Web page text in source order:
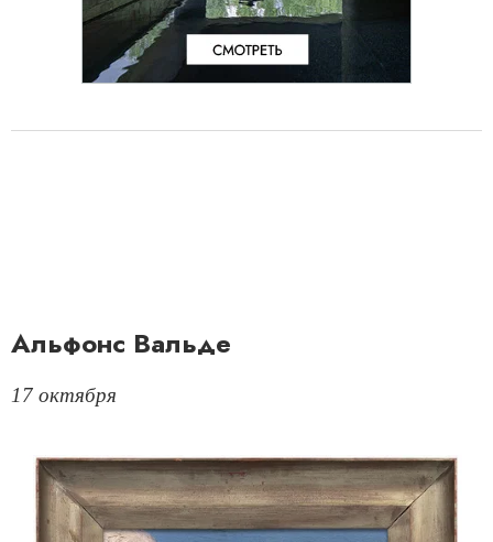
Альфонс Вальде
17 октября